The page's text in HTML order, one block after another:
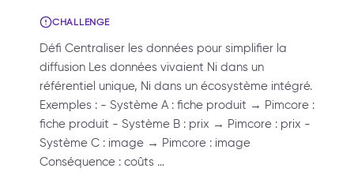
CHALLENGE
Défi Centraliser les données pour simplifier la
diffusion Les données vivaient Ni dans un
référentiel unique, Ni dans un écosystème intégré.
Exemples : - Système A : fiche produit → Pimcore :
fiche produit - Système B : prix → Pimcore : prix -
Système C : image → Pimcore : image
Conséquence : coûts …